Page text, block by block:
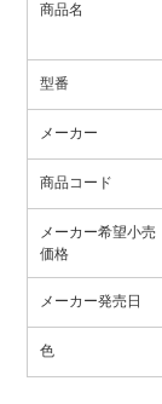
商品名
型番
メーカー
商品コード
メーカー希望小売
価格
メーカー発売日
色